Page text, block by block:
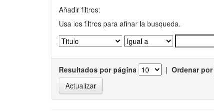
Añadir filtros:
Usa los filtros para afinar la busqueda.
Resultados por página | Ordenar por